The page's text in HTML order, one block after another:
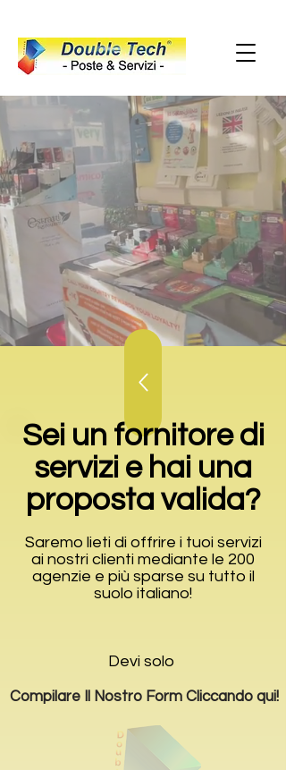
Sei un fornitore di
servizi e hai una
proposta valida?
Saremo lieti di offrire i tuoi servizi
ai nostri clienti mediante le 200
agenzie e più sparse su tutto il
suolo italiano!
Devi solo
Compilare Il Nostro Form Cliccando qui!